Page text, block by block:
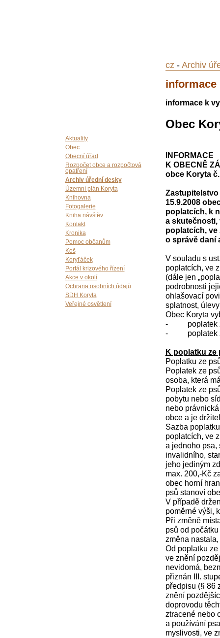
Aktuality
Obec
Obecní úřad
Rozpočet obce a rozpočtová
opatření
Archiv úřední desky
Územní plán Koryta
Knihovna
Fotogalerie
Kniha návštěv
Kontakt
Kronika
Pomoc občanům
Koš
Koryťáček
Portál krizového řízení
Akce v okolí
Ochrana osobních údajů
SDH Koryta
Veřejné osvětlení
cz - Archiv
informace
informace k
Obec
INFORMACE
K OBECNĚ
obce Koryta
15.9.2008
poplatcích, k
a skutečnosti,
poplatcích, ve
o správě daní
V souladu s
poplatcích, ve
(dále jen
podrobnosti
ohlašovací
splatnost,
Obec Koryta
-
poplatek
-
poplatek
K poplatku ze
Poplatku ze
Poplatek ze
osoba, která
Poplatek ze
pobytu nebo
nebo
obce a je
Sazba
poplatcích, ve
a jednoho psa,
invalidního,
jeho jediným
max. 200,-Kč
obec horní
psů stanoví
V případě
poměrné výši,
Při změně
psů od
změna
Od poplatku
ve znění
nevidomá,
přiznán III.
předpisu (§ 86
znění
doprovodu
ztracené nebo
a používání
myslivosti, ve